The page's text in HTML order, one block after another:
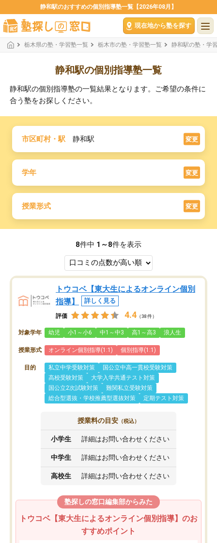
静和駅のおすすめの個別指導塾一覧【2026年08月】
現在地から塾を探す
栃木県の塾・学習塾一覧 栃木市の塾・学習塾一覧 静和駅の塾・学
静和駅の個別指導塾一覧
静和駅の個別指導塾の一覧結果となります。ご希望の条件に
合う塾をお探しください。
市区町村・駅 静和駅 変更
学年 変更
授業形式 変更
8件中 1～8件を表示
トウコベ【東大生によるオンライン個別
指導】
詳しく見る
評価 4.4 （38件）
対象学年 幼児 小1～小6 中1～中3 高1～高3 浪人生
授業形式 オンライン個別指導(1:1) 個別指導(1:1)
目的 私立中学受験対策
国公立中高一貫校受験対策
高校受験対策
大学入学共通テスト対策
国公立2次試験対策
難関私立受験対策
総合型選抜・学校推薦型選抜対策
定期テスト対策
授業料の目安 （税込）
小学生 詳細はお問い合わせください
中学生 詳細はお問い合わせください
高校生 詳細はお問い合わせください
塾探しの窓口編集部からみた
トウコベ【東大生によるオンライン個別指導】のお
すすめポイント